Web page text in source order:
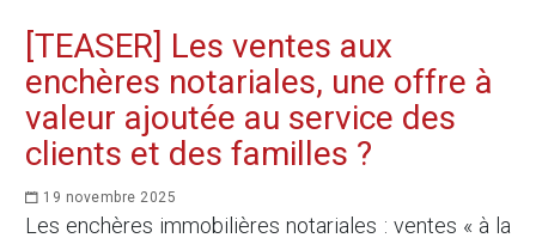
[TEASER] Les ventes aux
enchères notariales, une offre à
valeur ajoutée au service des
clients et des familles ?
19 novembre 2025
Les enchères immobilières notariales : ventes « à la